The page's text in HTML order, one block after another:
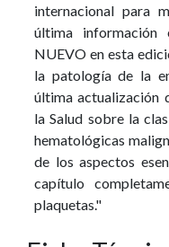
internacional para
última
NUEVO en esta
la patología de la
última actualización
la Salud sobre la
hematológicas
de los aspectos
capítulo
plaquetas."